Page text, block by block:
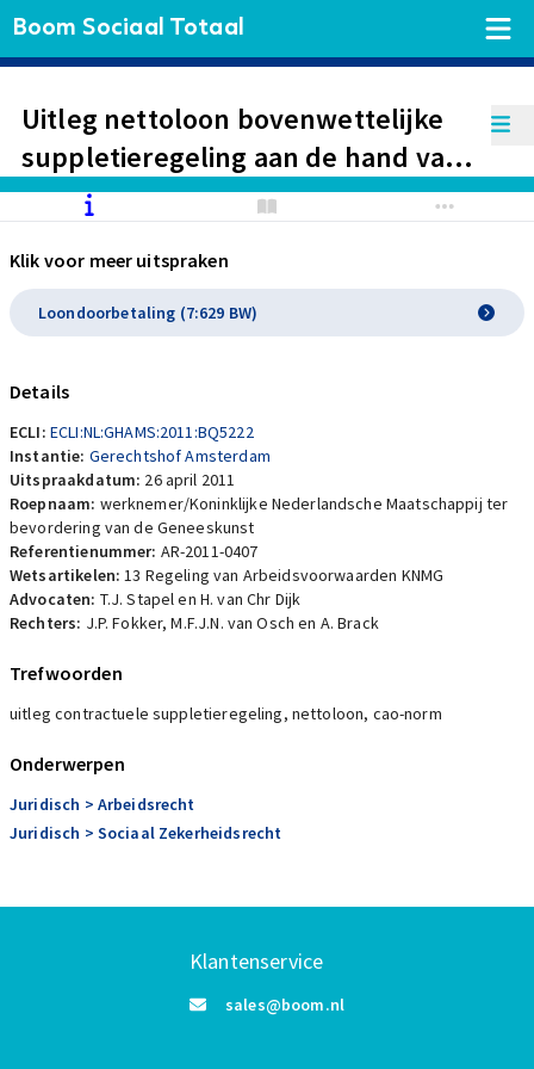
Boom Sociaal Totaal
Uitleg nettoloon bovenwettelijke
suppletieregeling aan de hand van
de objectieve Haviltex-norm uit
DSM/Fox. Structureel overwerk
vormt geen onderdeel van dit
loonbegrip
Klik voor meer uitspraken
Loondoorbetaling (7:629 BW)
Details
ECLI: ECLI:NL:GHAMS:2011:BQ5222
Instantie: Gerechtshof Amsterdam
Uitspraakdatum: 26 april 2011
Roepnaam: werknemer/Koninklijke Nederlandsche Maatschappij ter
bevordering van de Geneeskunst
Referentienummer: AR-2011-0407
Wetsartikelen:13 Regeling van Arbeidsvoorwaarden KNMG
Advocaten: T.J. Stapel en H. van Chr Dijk
Rechters: J.P. Fokker, M.F.J.N. van Osch en A. Brack
Trefwoorden
uitleg contractuele suppletieregeling, nettoloon, cao-norm
Onderwerpen
Juridisch > Arbeidsrecht
Juridisch > Sociaal Zekerheidsrecht
Klantenservice
sales@boom.nl